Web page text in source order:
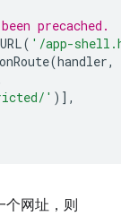
precached.
( '/app-
(handler,
' )],
个网址，则